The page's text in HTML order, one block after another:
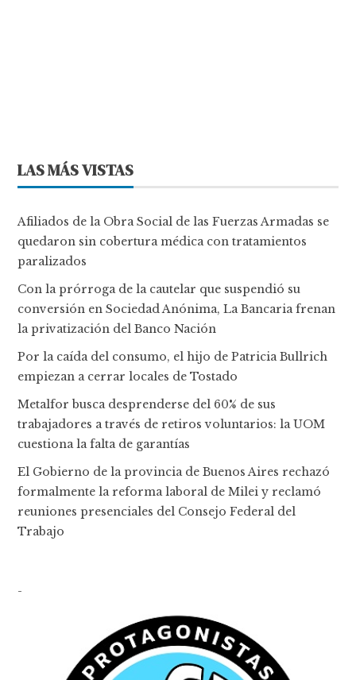
LAS MÁS VISTAS
Afiliados de la Obra Social de las Fuerzas Armadas se
quedaron sin cobertura médica con tratamientos
paralizados
Con la prórroga de la cautelar que suspendió su
conversión en Sociedad Anónima, La Bancaria frenan
la privatización del Banco Nación
Por la caída del consumo, el hijo de Patricia Bullrich
empiezan a cerrar locales de Tostado
Metalfor busca desprenderse del 60% de sus
trabajadores a través de retiros voluntarios: la UOM
cuestiona la falta de garantías
El Gobierno de la provincia de Buenos Aires rechazó
formalmente la reforma laboral de Milei y reclamó
reuniones presenciales del Consejo Federal del
Trabajo
-